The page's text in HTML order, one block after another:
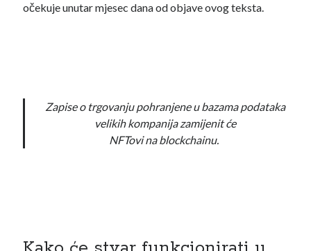
administracija AI agents
BAT Binance brave
očekuje unutar mjesec dana od objave ovog teksta.
Zapise o trgovanju pohranjene u bazama podataka
velikih kompanija zamijenit će
NFTovi na blockchainu.